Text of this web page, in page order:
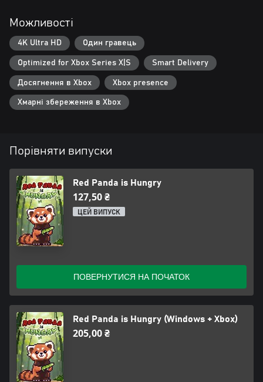
Можливості
4K Ultra HD Один гравець
Optimized for Xbox Series X|S Smart Delivery
Досягнення в Xbox Xbox presence
Хмарні збереження в Xbox
Порівняти випуски
Red Panda is Hungry
127,50 ₴
ЦЕЙ ВИПУСК
ПОВЕРНУТИСЯ НА ПОЧАТОК
Red Panda is Hungry (Windows + Xbox)
205,00 ₴